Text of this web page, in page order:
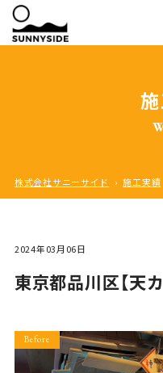
株式会社サニーサイド › 施工実績
2024年03月06日
東京都品川区【天